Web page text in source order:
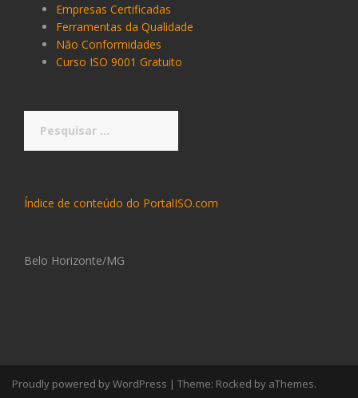
Empresas Certificadas
Ferramentas da Qualidade
Não Conformidades
Curso ISO 9001 Gratuito
por:
Índice de conteúdo do PortalISO.com
Belo Horizonte/MG
Proudly powered by WordPress | Theme: Rocked by aThemes.